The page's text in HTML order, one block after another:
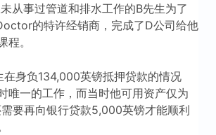
从事过管道和排水工作的B先生为了
的特许经销商，完成了D公司给他
。
在身负134,000英镑抵押贷款的情况
唯一的工作，而当时他可用资产仅为
要再向银行贷款5,000英镑才能顺利